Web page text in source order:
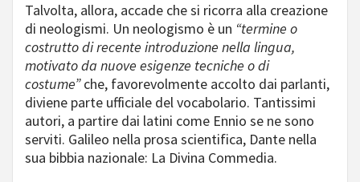
Talvolta, allora, accade che si ricorra alla creazione
di neologismi. Un neologismo è un “termine o
costrutto di recente introduzione nella lingua,
motivato da nuove esigenze tecniche o di
costume”che, favorevolmente accolto dai parlanti,
diviene parte ufficiale del vocabolario. Tantissimi
autori, a partire dai latini come Ennio se ne sono
serviti. Galileo nella prosa scientifica, Dante nella
sua bibbia nazionale: La Divina Commedia.